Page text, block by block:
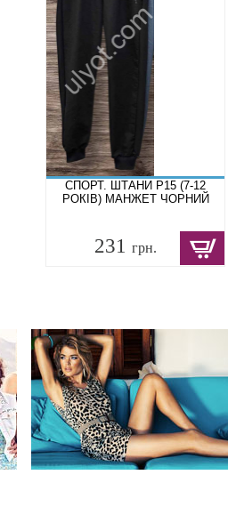
СПОРТ. ШТАНИ P15 (7-12
РОКІВ) МАНЖЕТ ЧОРНИЙ
231 грн.